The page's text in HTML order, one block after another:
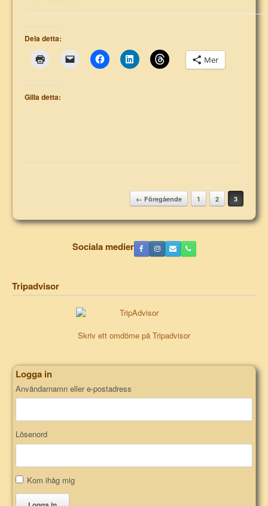
Dela detta:
Mer
Gilla detta:
← Föregående 1 2 3
Sociala medier
Tripadvisor
Skriv ett omdöme på Tripadvisor
Logga in
Användarnamn eller e-postadress
Lösenord
Kom ihåg mig